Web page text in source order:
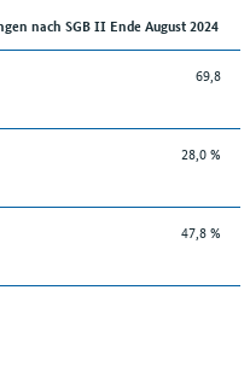
nach SGB II Ende August 2024
69,8
28,0 %
47,8 %